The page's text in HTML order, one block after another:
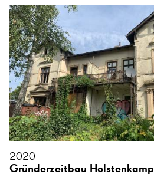
2020
Gründerzeitbau Holstenkamp